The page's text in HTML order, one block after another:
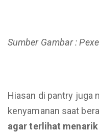
Sumber Gambar :
Hiasan di pantry juga
kenyamanan saat
agar terlihat menarik